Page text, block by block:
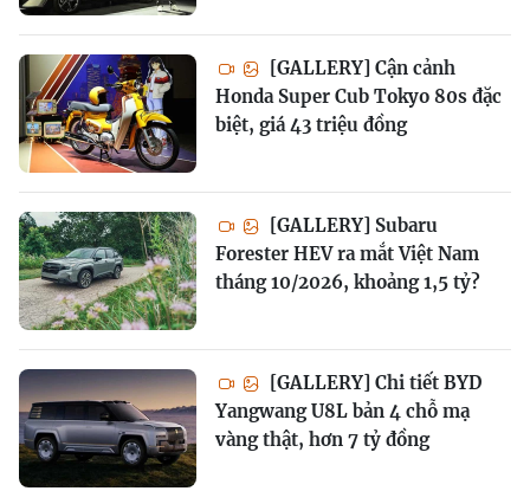
[GALLERY] Cận cảnh
Honda Super Cub Tokyo 80s đặc
biệt, giá 43 triệu đồng
[GALLERY] Subaru
Forester HEV ra mắt Việt Nam
tháng 10/2026, khoảng 1,5 tỷ?
[GALLERY] Chi tiết BYD
Yangwang U8L bản 4 chỗ mạ
vàng thật, hơn 7 tỷ đồng